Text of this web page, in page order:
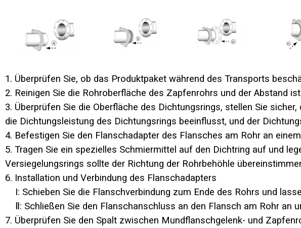
1. Überprüfen Sie, ob das Produktpaket während des Transports
2. Reinigen Sie die Rohroberfläche des Zapfenrohrs und der Abstand
3. Überprüfen Sie die Oberfläche des Dichtungsrings, stellen Sie
die Dichtungsleistung des Dichtungsrings beeinflusst, und der
4. Befestigen Sie den Flanschadapter des Flansches am Rohr an
5. Tragen Sie ein spezielles Schmiermittel auf den Dichtring auf und
Versiegelungsrings sollte der Richtung der Rohrbehöhle
6. Installation und Verbindung des Flanschadapters
I: Schieben Sie die Flanschverbindung zum Ende des Rohrs und
Ⅱ: Schließen Sie den Flanschanschluss an den Flansch am Rohr an
7. Überprüfen Sie den Spalt zwischen Mundflanschgelenk- und